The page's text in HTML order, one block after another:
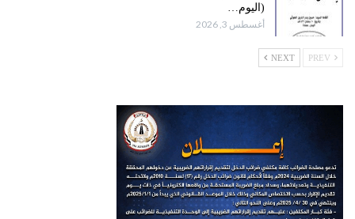
(اليوم…
أغسطس 3, 2026
NEXT